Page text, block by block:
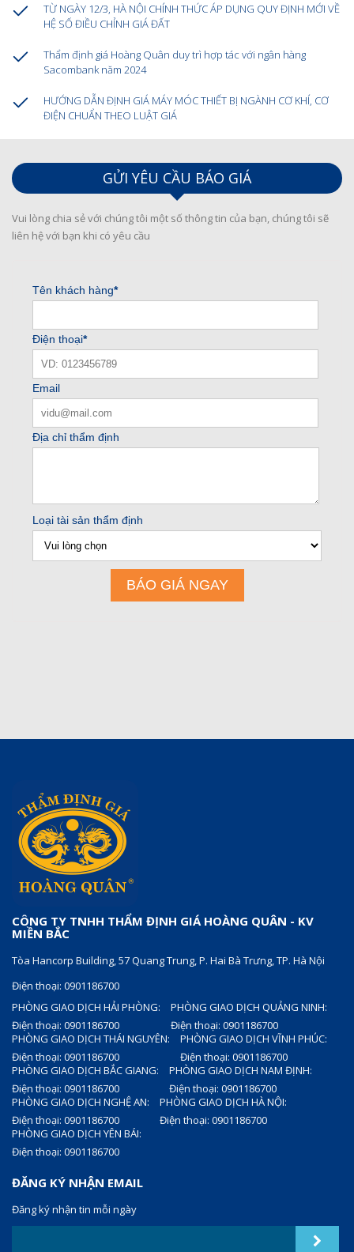
TỪ NGÀY 12/3, HÀ NỘI CHÍNH THỨC ÁP DỤNG QUY ĐỊNH MỚI VỀ
HỆ SỐ ĐIỀU CHỈNH GIÁ ĐẤT
Thẩm định giá Hoàng Quân duy trì hợp tác với ngân hàng
Sacombank năm 2024
HƯỚNG DẪN ĐỊNH GIÁ MÁY MÓC THIẾT BỊ NGÀNH CƠ KHÍ, CƠ
ĐIỆN CHUẨN THEO LUẬT GIÁ
GỬI YÊU CẦU BÁO GIÁ
Vui lòng chia sẻ với chúng tôi một số thông tin của bạn, chúng tôi sẽ
liên hệ với bạn khi có yêu cầu
CÔNG TY TNHH THẨM ĐỊNH GIÁ HOÀNG QUÂN - KV
MIỀN BẮC
Tòa Hancorp Building, 57 Quang Trung, P. Hai Bà Trưng, TP. Hà Nội
Điện thoại: 0901186700
PHÒNG GIAO DỊCH HẢI PHÒNG:
Điện thoại: 0901186700
PHÒNG GIAO DỊCH QUẢNG NINH:
Điện thoại: 0901186700
PHÒNG GIAO DỊCH THÁI NGUYÊN:
Điện thoại: 0901186700
PHÒNG GIAO DỊCH VĨNH PHÚC:
Điện thoại: 0901186700
PHÒNG GIAO DỊCH BẮC GIANG:
Điện thoại: 0901186700
PHÒNG GIAO DỊCH NAM ĐỊNH:
Điện thoại: 0901186700
PHÒNG GIAO DỊCH NGHỆ AN:
Điện thoại: 0901186700
PHÒNG GIAO DỊCH HÀ NỘI:
Điện thoại: 0901186700
PHÒNG GIAO DỊCH YÊN BÁI:
Điện thoại: 0901186700
ĐĂNG KÝ NHẬN EMAIL
Đăng ký nhận tin mỗi ngày